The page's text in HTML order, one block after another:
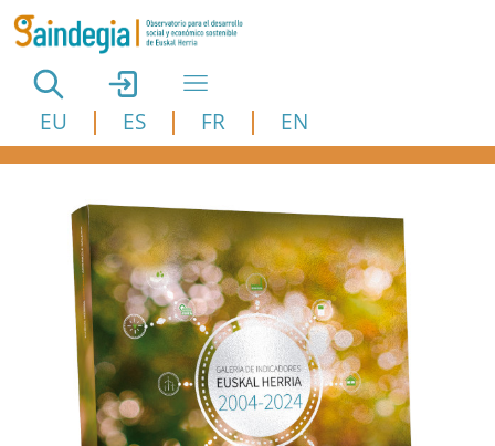
Pasar al contenido principal
EU ES FR EN